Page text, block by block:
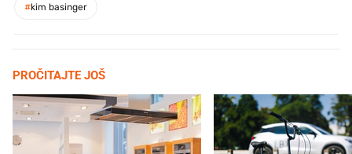
#kim basinger
PROČITAJTE JOŠ